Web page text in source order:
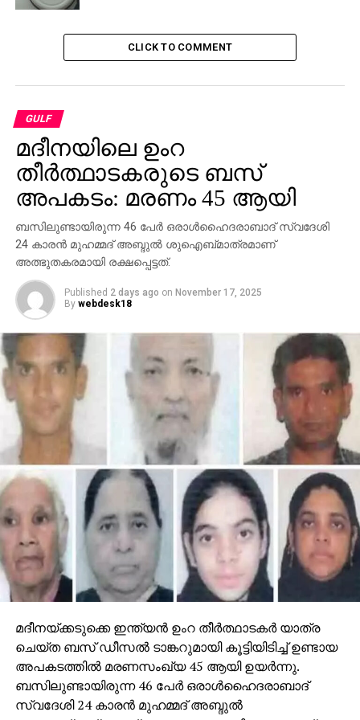
ആവര്‍ത്തിച്ചു പറഞ്ഞു.
രാജ്യത്തെ ജനങ്ങള്‍ക്ക് സുരക്ഷിതത്വം ഉറപ്പ്
വരുത്താന്‍ പൊലീസ് സദാജാഗരൂക രാണെന്നും
തട്ടിപ്പുകാര്‍ക്കെതിരെ കടുത്ത നിരീക്ഷണം
വ്യക്തമാക്കി. വ്യാജഫോണ്‍ കോളിലൂടെ നിരവധി
പേര്‍ക്ക് പണം നഷ്ടപ്പെട്ടിട്ടുണ്ട്.
ഇത്തരം തട്ടിപ്പുകളെക്കുറിച്ച് പൊലീസ് നിരന്തരം
മുന്നറിയിപ്പ് നടത്തുന്നുണ്ടെങ്കിലും പലരും വീണ്ടും
തട്ടിപ്പില്‍ കുടുങ്ങിപ്പോകുന്നുണ്ട്. നറുക്കെടുപ്പില്‍
ഭാഗ്യശാലിയായി തെരഞ്ഞെടുക്കപ്പെട്ടിട്ടുണ്ടെന്ന
വ്യാജ സന്ദേശം നല്‍കിയും നേരത്തെ പണം
തട്ടിയെടുത്ത അനുഭവങ്ങള്‍ പലര്‍ക്കുമുണ്ടായിട്ടുണ്ട്.
അന്താരാഷ്ട്ര തലത്തില്‍ ഓണ്‍ലൈന്‍ തട്ടിപ്പ് നടത്തുന്ന
ചെയ്യപ്പെട്ടിട്ടുണ്ട്. ഇംഗ്ലീഷ്, അറബി ഭാഷകള്‍
കൈകാര്യം ചെയ്യാന്‍ ശേഷിയുള്ള അഭ്യസ്ത
വിദ്യരാണ് പലപ്പോഴും മൊബൈല്‍ ഫോണിലൂടെ
ഇരകളെ വിളിക്കുകയും പണം തട്ടിയെടുക്കുകയും
ചെയ്യുന്നത്. കേരളത്തിലും വ്യത്യസ്ത തരത്തിലായി
ഓണ്‍തട്ടിപ്പിലൂടെ ലക്ഷങ്ങള്‍ നഷ്ടപ്പെട്ട നിരവധി പേരുണ്ട്.
RELATED TOPICS: ARREST GULF NEWS ONLINE FRAUD
UP NEXT
കൊല്ലത്ത് കാര്‍ കത്തി ഒരാള്‍ മരിച്ചു
DON'T MISS
മുച്ചൂടും മുടിഞ്ഞ അനില്‍ അംബാനിയുടെ
കമ്പനിയില്‍ 60 കോടി നിക്ഷേപിച്ചു; നഷ്ടമായത് 101
കോടി; കെഎഫ്‌സിക്കെതിരെ അഴിമതി
ആരോപണവുമായി വിഡി സതീശന്‍
CLICK TO COMMENT
GULF
മദീനയിലെ ഉംറ
തീര്‍ത്ഥാടകരുടെ ബസ്
അപകടം: മരണം 45 ആയി
ബസിലുണ്ടായിരുന്ന 46 പേര്‍ ഒരാള്‍ഹൈദരാബാദ് സ്വദേശി
24 കാരന്‍ മുഹമ്മദ് അബ്ദുല്‍ ശുഐബ്മാത്രമാണ്
അത്ഭുതകരമായി രക്ഷപ്പെട്ടത്.
Published 2 days ago on November 17, 2025
By webdesk18
മദീനയ്ക്കടുക്കെ ഇന്ത്യന്‍ ഉംറ തീര്‍ത്ഥാടകര്‍ യാത്ര
ചെയ്ത ബസ് ഡീസല്‍ ടാങ്കറുമായി കൂട്ടിയിടിച്ച് ഉണ്ടായ
അപകടത്തില്‍ മരണസംഖ്യ 45 ആയി ഉയര്‍ന്നു.
ബസിലുണ്ടായിരുന്ന 46 പേര്‍ ഒരാള്‍ഹൈദരാബാദ്
സ്വദേശി 24 കാരന്‍ മുഹമ്മദ് അബ്ദുല്‍